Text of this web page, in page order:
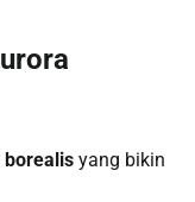
borealis yang bikin